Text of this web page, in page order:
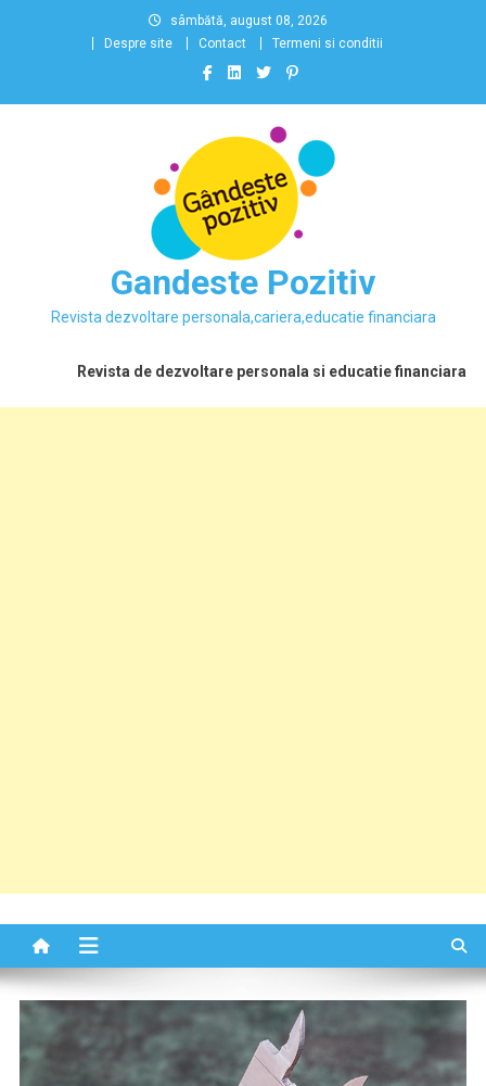
sâmbătă, august 08, 2026
Despre site
Contact Termeni si conditii
Gandeste Pozitiv
Revista dezvoltare personala,cariera,educatie financiara
Revista de dezvoltare personala si educatie financiara